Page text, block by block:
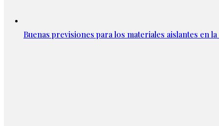
Buenas previsiones para los materiales aislantes en